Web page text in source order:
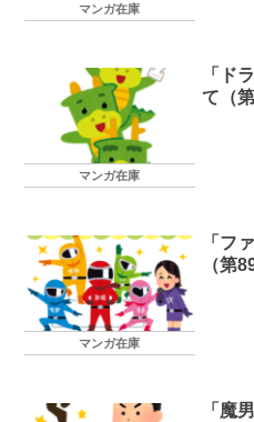
マンガ在庫
マンガ在庫
「ド
て（
マンガ在庫
「フ
（第
「魔